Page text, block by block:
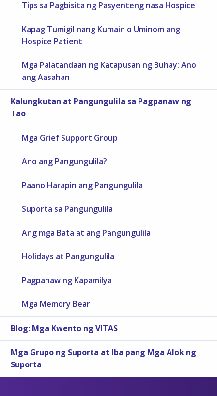
Tips sa Pagbisita ng Pasyenteng nasa Hospice
Kapag Tumigil nang Kumain o Uminom ang
Hospice Patient
Mga Palatandaan ng Katapusan ng Buhay: Ano
ang Aasahan
Kalungkutan at Pangungulila sa Pagpanaw ng
Tao
Mga Grief Support Group
Ano ang Pangungulila?
Paano Harapin ang Pangungulila
Suporta sa Pangungulila
Ang mga Bata at ang Pangungulila
Holidays at Pangungulila
Pagpanaw ng Kapamilya
Mga Memory Bear
Blog: Mga Kwento ng VITAS
Mga Grupo ng Suporta at Iba pang Mga Alok ng
Suporta